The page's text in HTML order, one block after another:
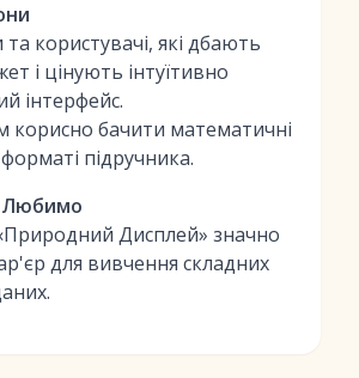
користувачі, які дбають
і цінують інтуїтивно
інтерфейс.
корисно бачити математичні
підручника.
Любимо
Дисплей» значно
для вивчення складних